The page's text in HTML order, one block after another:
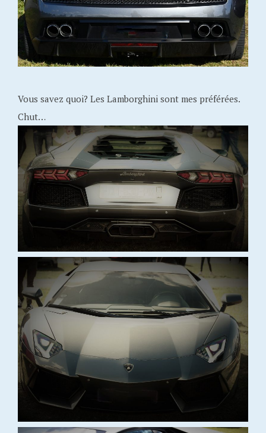
Vous savez quoi? Les Lamborghini sont mes préférées.
Chut…